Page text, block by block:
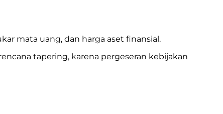
mata uang, dan harga aset finansial.
tapering, karena pergeseran kebijakan